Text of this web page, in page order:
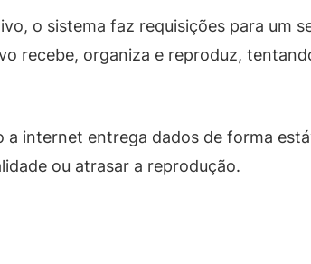
o sistema faz requisições para um
recebe, organiza e reproduz,
a internet entrega dados de forma
ou atrasar a reprodução.